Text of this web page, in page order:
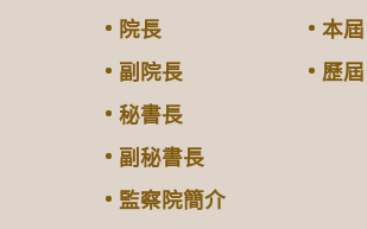
院長
副院長
秘書長
副秘書長
監察院簡介
本屆
歷屆